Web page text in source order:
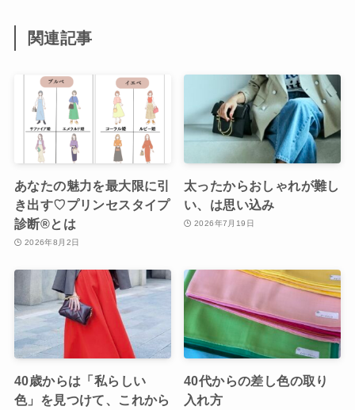
関連記事
あなたの魅力を最大限に引
き出す♡プリンセスタイプ
診断®︎とは
2026年8月2日
太ったからおしゃれが難し
い、は思い込み
2026年7月19日
40歳からは「私らしい
色」を見つけて、これから
40代からの差し色の取り
入れ方